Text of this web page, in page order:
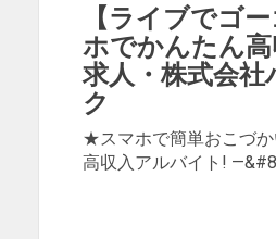
【ライブでゴ
ホでかんたん
求人・株式会社
ク
★スマホで簡単おこづ
高収入アルバイト!